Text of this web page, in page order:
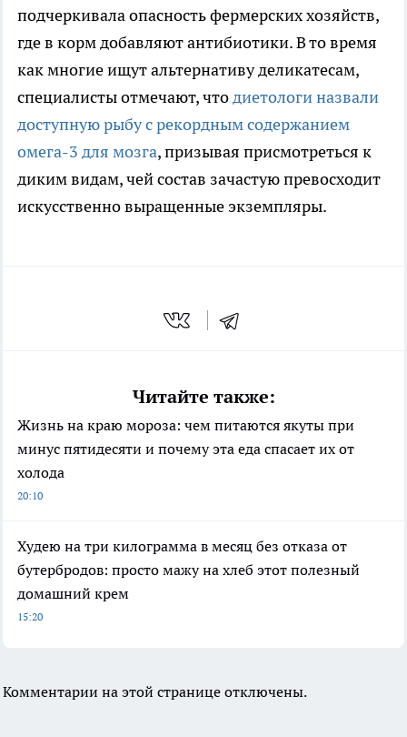
подчеркивала опасность фермерских хозяйств,
где в корм добавляют антибиотики. В то время
как многие ищут альтернативу деликатесам,
специалисты отмечают, чтодиетологи назвали
доступную рыбу с рекордным содержанием
омега-3 для мозга, призывая присмотреться к
диким видам, чей состав зачастую превосходит
искусственно выращенные экземпляры.
Читайте также:
Жизнь на краю мороза: чем питаются якуты при
минус пятидесяти и почему эта еда спасает их от
холода
20:10
Худею на три килограмма в месяц без отказа от
бутербродов: просто мажу на хлеб этот полезный
домашний крем
15:20
Комментарии на этой странице отключены.